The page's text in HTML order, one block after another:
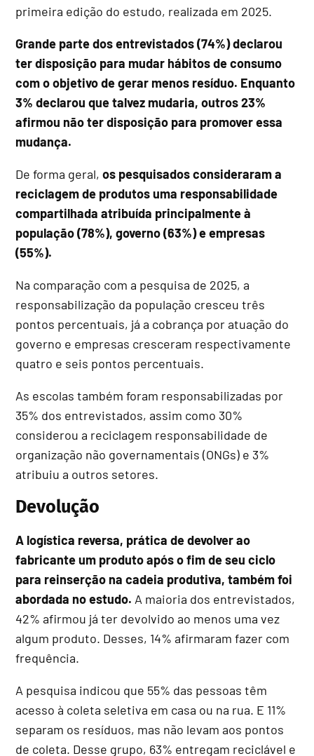
primeira edição do estudo, realizada em 2025.
Grande parte dos entrevistados (74%) declarou
ter disposição para mudar hábitos de consumo
com o objetivo de gerar menos resíduo. Enquanto
3% declarou que talvez mudaria, outros 23%
afirmou não ter disposição para promover essa
mudança.
De forma geral,os pesquisados consideraram a
reciclagem de produtos uma responsabilidade
compartilhada atribuída principalmente à
população (78%), governo (63%) e empresas
(55%).
Na comparação com a pesquisa de 2025, a
responsabilização da população cresceu três
pontos percentuais, já a cobrança por atuação do
governo e empresas cresceram respectivamente
quatro e seis pontos percentuais.
As escolas também foram responsabilizadas por
35% dos entrevistados, assim como 30%
considerou a reciclagem responsabilidade de
organização não governamentais (ONGs) e 3%
atribuiu a outros setores.
Devolução
A logística reversa, prática de devolver ao
fabricante um produto após o fim de seu ciclo
para reinserção na cadeia produtiva, também foi
abordada no estudo. A maioria dos entrevistados,
42% afirmou já ter devolvido ao menos uma vez
algum produto. Desses, 14% afirmaram fazer com
frequência.
A pesquisa indicou que 55% das pessoas têm
acesso à coleta seletiva em casa ou na rua. E 11%
separam os resíduos, mas não levam aos pontos
de coleta. Desse grupo, 63% entregam reciclável e